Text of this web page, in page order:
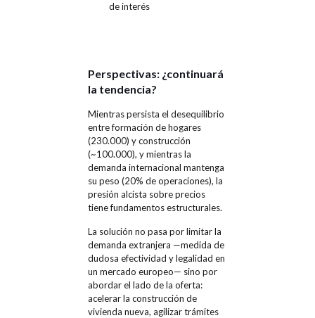
de interés
Perspectivas: ¿continuará
la tendencia?
Mientras persista el desequilibrio
entre formación de hogares
(230.000) y construcción
(~100.000), y mientras la
demanda internacional mantenga
su peso (20% de operaciones), la
presión alcista sobre precios
tiene fundamentos estructurales.
La solución no pasa por limitar la
demanda extranjera —medida de
dudosa efectividad y legalidad en
un mercado europeo— sino por
abordar el lado de la oferta:
acelerar la construcción de
vivienda nueva, agilizar trámites